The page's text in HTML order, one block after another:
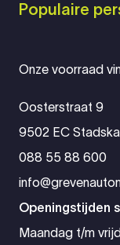
Onze voorraad
Oosterstraat 9
9502 EC
088 55 88 600
Openingstijden
Maandag t/m
Populaire